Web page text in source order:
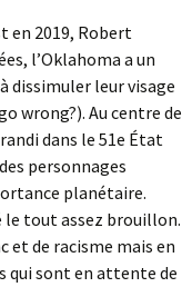
en 2019, Robert
l’Oklahoma a un
dissimuler leur visage
wrong?). Au centre de
dans le 51e État
personnages
planétaire.
le tout assez brouillon.
et de racisme mais en
qui sont en attente de